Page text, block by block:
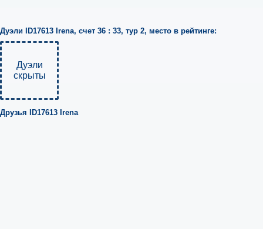
Дуэли ID17613 Irena, счет 36 : 33, тур 2, место в рейтинге:
Дуэли
скрыты
Друзья ID17613 Irena